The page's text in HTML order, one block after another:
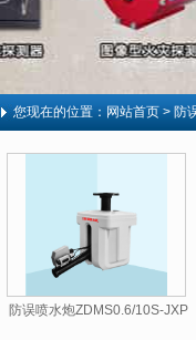
您现在的位置： 网站首页 > 防
防误喷水炮ZDMS0.6/10S-JXP